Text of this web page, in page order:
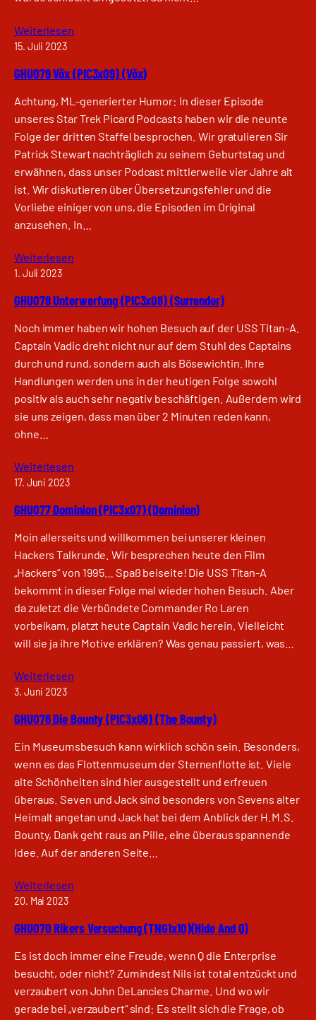
Weiterlesen
15. Juli 2023
GHU079 Võx (PIC3x09) (Võx)
Achtung, ML-generierter Humor: In dieser Episode
unseres Star Trek Picard Podcasts haben wir die neunte
Folge der dritten Staffel besprochen. Wir gratulieren Sir
Patrick Stewart nachträglich zu seinem Geburtstag und
erwähnen, dass unser Podcast mittlerweile vier Jahre alt
ist. Wir diskutieren über Übersetzungsfehler und die
Vorliebe einiger von uns, die Episoden im Original
anzusehen. In…
Weiterlesen
1. Juli 2023
GHU078 Unterwerfung (PIC3x08) (Surrender)
Noch immer haben wir hohen Besuch auf der USS Titan-A.
Captain Vadic dreht nicht nur auf dem Stuhl des Captains
durch und rund, sondern auch als Bösewichtin. Ihre
Handlungen werden uns in der heutigen Folge sowohl
positiv als auch sehr negativ beschäftigen. Außerdem wird
sie uns zeigen, dass man über 2 Minuten reden kann,
ohne…
Weiterlesen
17. Juni 2023
GHU077 Dominion (PIC3x07) (Dominion)
Moin allerseits und willkommen bei unserer kleinen
Hackers Talkrunde. Wir besprechen heute den Film
„Hackers“ von 1995… Spaß beiseite! Die USS Titan-A
bekommt in dieser Folge mal wieder hohen Besuch. Aber
da zuletzt die Verbündete Commander Ro Laren
vorbeikam, platzt heute Captain Vadic herein. Vielleicht
will sie ja ihre Motive erklären? Was genau passiert, was…
Weiterlesen
3. Juni 2023
GHU076 Die Bounty (PIC3x06) (The Bounty)
Ein Museumsbesuch kann wirklich schön sein. Besonders,
wenn es das Flottenmuseum der Sternenflotte ist. Viele
alte Schönheiten sind hier ausgestellt und erfreuen
überaus. Seven und Jack sind besonders von Sevens alter
Heimalt angetan und Jack hat bei dem Anblick der H.M.S.
Bounty, Dank geht raus an Pille, eine überaus spannende
Idee. Auf der anderen Seite…
Weiterlesen
20. Mai 2023
GHU070 Rikers Versuchung (TNG1x10)(Hide And Q)
Es ist doch immer eine Freude, wenn Q die Enterprise
besucht, oder nicht? Zumindest Nils ist total entzückt und
verzaubert von John DeLancies Charme. Und wo wir
gerade bei „verzaubert“ sind: Es stellt sich die Frage, ob